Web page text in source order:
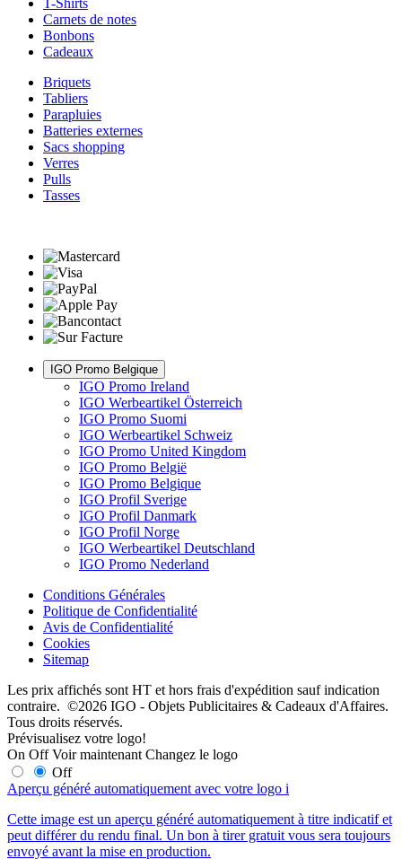
Carnets de notes
Bonbons
Cadeaux
Briquets
Tabliers
Parapluies
Batteries externes
Sacs shopping
Verres
Pulls
Tasses
IGO Promo Belgique
IGO Promo Ireland
IGO Werbeartikel Österreich
IGO Promo Suomi
IGO Werbeartikel Schweiz
IGO Promo United Kingdom
IGO Promo België
IGO Promo Belgique
IGO Profil Sverige
IGO Profil Danmark
IGO Profil Norge
IGO Werbeartikel Deutschland
IGO Promo Nederland
Conditions Générales
Politique de Confidentialité
Avis de Confidentialité
Cookies
Sitemap
Les prix affichés sont HT et hors frais d'expédition sauf indication
contraire. ©2026 IGO - Objets Publicitaires & Cadeaux d'Affaires.
Tous droits réservés.
Prévisualisez votre logo!
On Off Voir maintenant Changez le logo
Off
Aperçu généré automatiquement avec votre logo i
Cette image est un aperçu généré automatiquement à titre indicatif et
peut différer du rendu final. Un bon à tirer gratuit vous sera toujours
envoyé avant la mise en production.